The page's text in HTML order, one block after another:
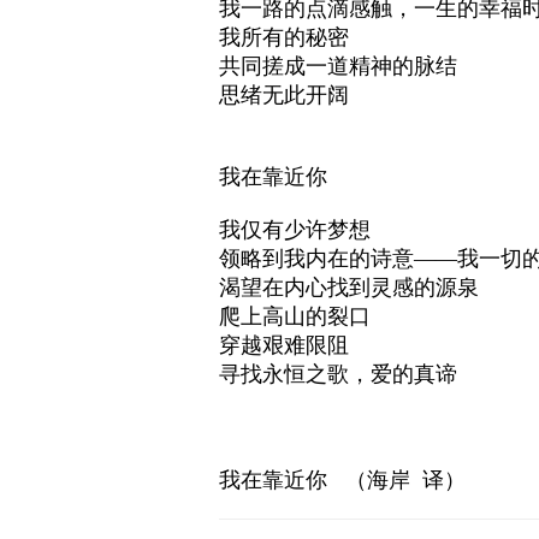
我一路的点滴感触，一生的幸福
我所有的秘密
共同搓成一道精神的脉结
思绪无此开阔
我在靠近你
我仅有少许梦想
领略到我内在的诗意——我一切
渴望在内心找到灵感的源泉
爬上高山的裂口
穿越艰难限阻
寻找永恒之歌，爱的真谛
我在靠近你 （海岸 译）